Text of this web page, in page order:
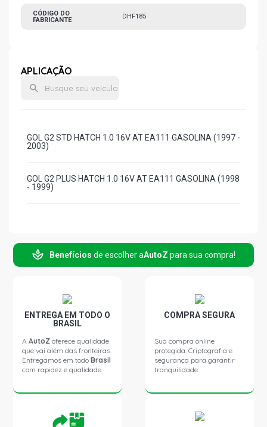
CÓDIGO DO
FABRICANTE
DHF185
APLICAÇÃO
GOL G2 STD HATCH 1.0 16V AT EA111 GASOLINA (1997 -
2003)
GOL G2 PLUS HATCH 1.0 16V AT EA111 GASOLINA (1998
- 1999)
Benefícios de escolher aAutoZ para sua compra!
ENTREGA EM TODO O
BRASIL
AAutoZ oferece qualidade
que vai além das fronteiras.
Entregamos em todoBrasil
com rapidez e qualidade.
COMPRA SEGURA
Sua compra online
protegida. Criptografia e
segurança para garantir
tranquilidade.